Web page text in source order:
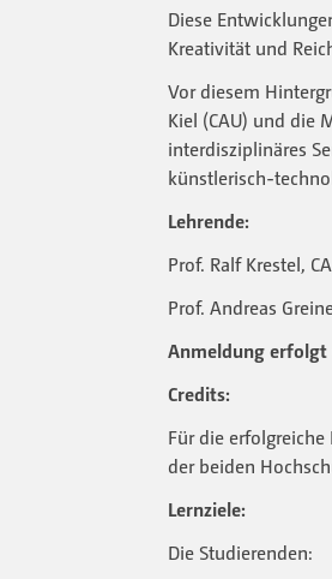
Diese
Kreativität und
Vor diesem
Kiel (CAU) und die
interdisziplinäres
künstlerisch-
Lehrende:
Prof. Ralf Krestel,
Prof. Andreas
Anmeldung erfolgt
Credits:
Für die erfolgreiche
der beiden
Lernziele:
Die Studierenden: